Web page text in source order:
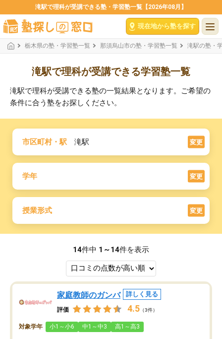
滝駅で理科が受講できる塾・学習塾一覧【2026年08月】
現在地から塾を探す
栃木県の塾・学習塾一覧 那須烏山市の塾・学習塾一覧 滝駅の塾・
滝駅で理科が受講できる学習塾一覧
滝駅で理科が受講できる塾の一覧結果となります。ご希望の
条件に合う塾をお探しください。
市区町村・駅 滝駅 変更
学年 変更
授業形式 変更
14件中 1～14件を表示
家庭教師のガンバ 詳しく見る
評価 4.5 （3件）
対象学年 小1～小6 中1～中3 高1～高3